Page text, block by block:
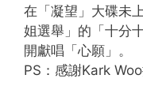
在「凝望」大碟未
姐選舉」的「十分
開獻唱「心願」。
PS：感謝Kark